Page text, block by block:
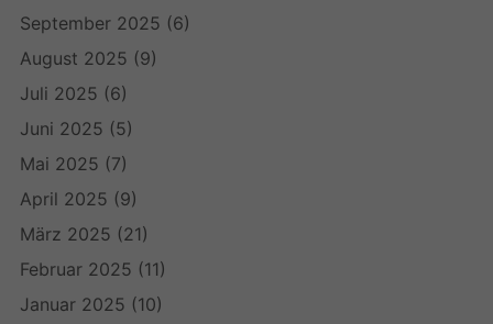
September 2025 (6)
August 2025 (9)
Juli 2025 (6)
Juni 2025 (5)
Mai 2025 (7)
April 2025 (9)
März 2025 (21)
Februar 2025 (11)
Januar 2025 (10)